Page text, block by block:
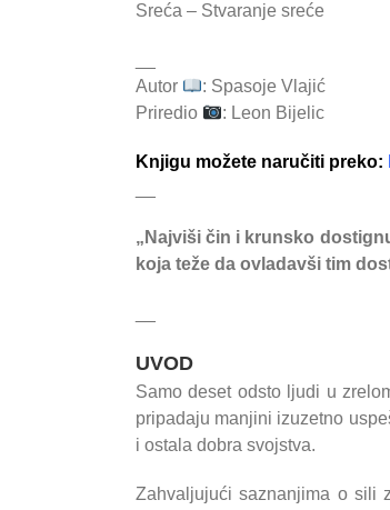
Sreća – Stvaranje sreće
Autor
: Spasoje Vlajić
Priredio
: Leon Bijelic
Knjigu možete naručiti preko:
„Najviši čin i krunsko
koja teže da ovladavši tim
UVOD
Samo deset odsto ljudi u
pripadaju manjini izuzetno
i ostala dobra svojstva.
Zahvaljujući saznanjima o sili